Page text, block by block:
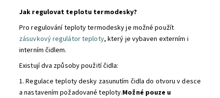
Jak regulovat teplotu termodesky?
Pro regulování teploty termodesky je možné použít
zásuvkový regulátor teploty, který je vybaven externím i
interním čidlem.
Existují dva způsoby použití čidla:
1. Regulace teploty desky zasunutím čidla do otvoru v desce
a nastavením požadované teploty.Možné pouze u